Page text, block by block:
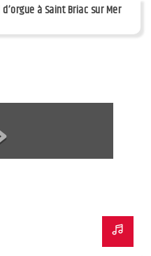
à Saint Briac sur Mer